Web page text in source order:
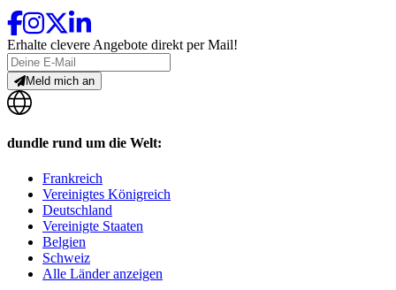
Erhalte clevere Angebote direkt per Mail!
Meld mich an
dundle rund um die Welt:
Frankreich
Vereinigtes Königreich
Deutschland
Vereinigte Staaten
Belgien
Schweiz
Alle Länder anzeigen